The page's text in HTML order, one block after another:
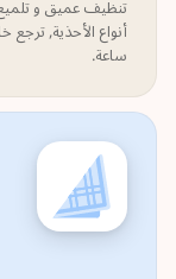
تنظيف عميق و
ساعة.